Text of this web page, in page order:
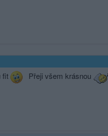
fit Přeji všem krásnou